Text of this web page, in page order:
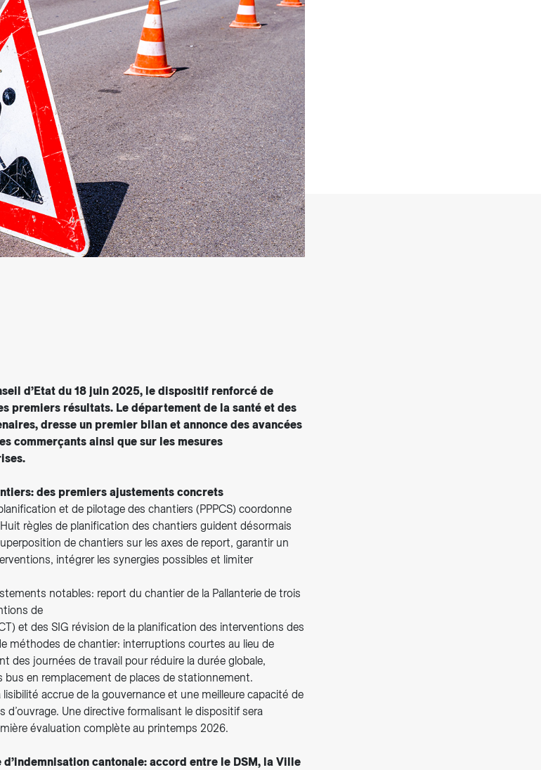
d’Etat du 18 juin 2025, le dispositif renforcé de
premiers résultats. Le département de la santé et des
dresse un premier bilan et annonce des avancées
commerçants ainsi que sur les mesures
des premiers ajustements concrets
et de pilotage des chantiers (PPPCS) coordonne
Huit règles de planification des chantiers guident désormais
de chantiers sur les axes de report, garantir un
intégrer les synergies possibles et limiter
notables: report du chantier de la Pallanterie de trois
de
et des SIG révision de la planification des interventions des
méthodes de chantier: interruptions courtes au lieu de
des journées de travail pour réduire la durée globale,
en remplacement de places de stationnement.
accrue de la gouvernance et une meilleure capacité de
d’ouvrage. Une directive formalisant le dispositif sera
évaluation complète au printemps 2026.
cantonale: accord entre le DSM, la Ville